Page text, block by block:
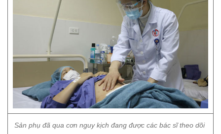
Sản phụ đã qua cơn nguy kịch đang được các bác sĩ theo dõi